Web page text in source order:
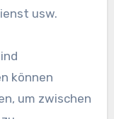
usw.
können
um zwischen